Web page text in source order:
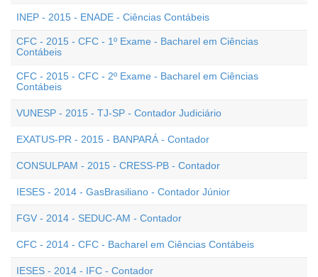
INEP - 2015 - ENADE - Ciências Contábeis
CFC - 2015 - CFC - 1º Exame - Bacharel em Ciências
Contábeis
CFC - 2015 - CFC - 2º Exame - Bacharel em Ciências
Contábeis
VUNESP - 2015 - TJ-SP - Contador Judiciário
EXATUS-PR - 2015 - BANPARÁ - Contador
CONSULPAM - 2015 - CRESS-PB - Contador
IESES - 2014 - GasBrasiliano - Contador Júnior
FGV - 2014 - SEDUC-AM - Contador
CFC - 2014 - CFC - Bacharel em Ciências Contábeis
IESES - 2014 - IFC - Contador